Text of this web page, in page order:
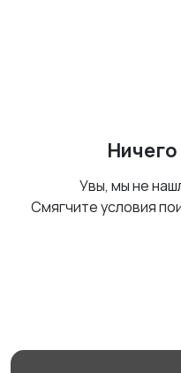
Увы, мы не
Смягчите условия